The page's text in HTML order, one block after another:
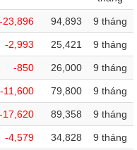
-23,896 94,893 9 tháng
-2,993 25,421 9 tháng
-850 26,000 9 tháng
-11,600 79,800 9 tháng
-17,620 89,358 9 tháng
-4,579 34,828 9 tháng